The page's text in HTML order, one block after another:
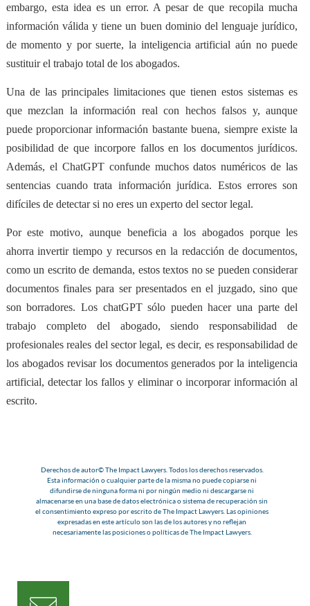
embargo, esta idea es un error. A pesar de que recopila mucha
información válida y tiene un buen dominio del lenguaje jurídico,
de momento y por suerte,la inteligencia artificial aún no puede
sustituir el trabajo total de los abogados.
Una de las principales limitaciones que tienen estos sistemas es
quemezclan la información real con hechos falsos y, aunque
puede proporcionar información bastante buena, siempre existe la
posibilidad de que incorpore fallos en los documentos jurídicos.
Además, el ChatGPT confunde muchos datos numéricos de las
sentencias cuando trata información jurídica. Estos errores son
difíciles de detectar si no eres un experto del sector legal.
Por este motivo, aunque beneficia a los abogados porque les
ahorra invertir tiempo y recursos en la redacción de documentos,
como un escrito de demanda, estos textos no se pueden considerar
documentos finales para ser presentados en el juzgado, sino que
son borradores. Los chatGPT sólo pueden hacer una parte del
trabajo completo del abogado, siendo responsabilidad de
profesionales reales del sector legal, es decir, es responsabilidad de
los abogados revisar los documentos generados por la inteligencia
artificial, detectar los fallos y eliminar o incorporar información al
escrito.
Derechos de autor© The Impact Lawyers. Todos los derechos reservados.
Esta información o cualquier parte de la misma no puede copiarse ni
difundirse de ninguna forma ni por ningún medio ni descargarse ni
almacenarse en una base de datos electrónica o sistema de recuperación sin
el consentimiento expreso por escrito de The Impact Lawyers. Las opiniones
expresadas en este artículo son las de los autores y no reflejan
necesariamente las posiciones o políticas de The Impact Lawyers.